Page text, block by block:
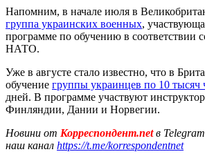
Напомним, в начале июля в
группа украинских военных,
программе по обучению в соответствии
НАТО.
Уже в августе стало известно, что в
обучение группы украинцев по 10 тысяч
дней. В программе участвуют
Финляндии, Дании и Норвегии.
Новини от Корреспондент.netв
наш канал https://t.me/korrespondentnet